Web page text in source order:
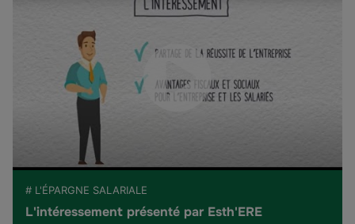
# L'ÉPARGNE SALARIALE
L'intéressement présenté par Esth'ERE